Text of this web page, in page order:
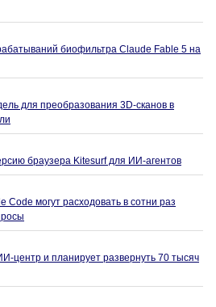
биофильтра Claude Fable 5 на
для преобразования 3D-сканов в
браузера Kitesurf для ИИ-агентов
могут расходовать в сотни раз
центр и планирует развернуть 70 тысяч